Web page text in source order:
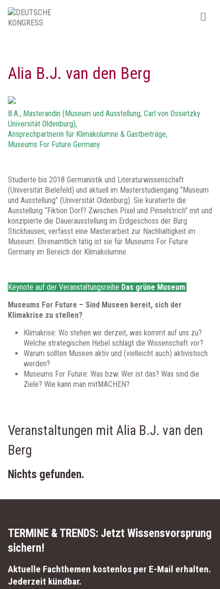
Alia B.J. van den Berg
B.A., Masterandin (Museum und Ausstellung, Carl von Ossietzky
Universität Oldenburg),
Ansprechpartnerin für Klimakolumne & Gastbeiträge,
Museums For Future Germany
Studierte bis 2018 Germanistik und Literaturwissenschaft
(Universität Bielefeld) und aktuell im Masterstudiengang “Museum
und Ausstellung” (Universität Oldenburg). Sie kuratierte die
Ausstellung “Fiktion Dorf? Zwischen Pixel und Pinselstrich” mit und
konzipierte die Dauerausstellung im Erdgeschoss der Burg
Stickhausen; verfasst eine Masterarbeit zur Nachhaltigkeit im
Museum. Ehrenamtlich tätig ist sie für Museums For Future
Germany im Bereich der Klimakolumne.
Keynote auf der Veranstaltungsreihe Das grüne Museum:
Museums For Future – Sind Museen bereit, sich der
Klimakrise zu stellen?
Klimakrise: Wo stehen wir derzeit, was kommt auf uns zu?
Welche strategischen Hebel schlägt die Wissenschaft vor?
Warum sollten Museen aktiv und (vielleicht auch) aktivistisch
werden?
Museums For Future: Was bzw. Wer ist das? Was sind die
Ziele? Wie kann man mitMACHEN?
Veranstaltungen mit Alia B.J. van den
Berg
Nichts gefunden.
TERMINE & TRENDS: Jetzt Wissensvorsprung
sichern!
Aktuelle Fachthemen kostenlos per E-Mail erhalten.
Jederzeit kündbar.